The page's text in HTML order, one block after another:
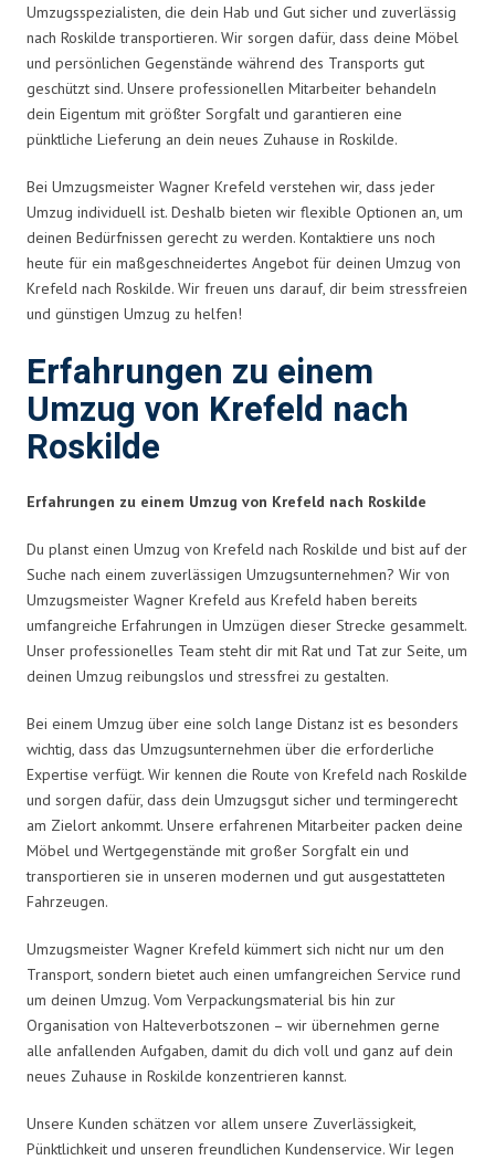
Umzugsspezialisten, die dein Hab und Gut sicher und zuverlässig
nach Roskilde transportieren. Wir sorgen dafür, dass deine Möbel
und persönlichen Gegenstände während des Transports gut
geschützt sind. Unsere professionellen Mitarbeiter behandeln
dein Eigentum mit größter Sorgfalt und garantieren eine
pünktliche Lieferung an dein neues Zuhause in Roskilde.
Bei Umzugsmeister Wagner Krefeld verstehen wir, dass jeder
Umzug individuell ist. Deshalb bieten wir flexible Optionen an, um
deinen Bedürfnissen gerecht zu werden. Kontaktiere uns noch
heute für ein maßgeschneidertes Angebot für deinen Umzug von
Krefeld nach Roskilde. Wir freuen uns darauf, dir beim stressfreien
und günstigen Umzug zu helfen!
Erfahrungen zu einem
Umzug von Krefeld nach
Roskilde
Erfahrungen zu einem Umzug von Krefeld nach Roskilde
Du planst einen Umzug von Krefeld nach Roskilde und bist auf der
Suche nach einem zuverlässigen Umzugsunternehmen? Wir von
Umzugsmeister Wagner Krefeld aus Krefeld haben bereits
umfangreiche Erfahrungen in Umzügen dieser Strecke gesammelt.
Unser professionelles Team steht dir mit Rat und Tat zur Seite, um
deinen Umzug reibungslos und stressfrei zu gestalten.
Bei einem Umzug über eine solch lange Distanz ist es besonders
wichtig, dass das Umzugsunternehmen über die erforderliche
Expertise verfügt. Wir kennen die Route von Krefeld nach Roskilde
und sorgen dafür, dass dein Umzugsgut sicher und termingerecht
am Zielort ankommt. Unsere erfahrenen Mitarbeiter packen deine
Möbel und Wertgegenstände mit großer Sorgfalt ein und
transportieren sie in unseren modernen und gut ausgestatteten
Fahrzeugen.
Umzugsmeister Wagner Krefeld kümmert sich nicht nur um den
Transport, sondern bietet auch einen umfangreichen Service rund
um deinen Umzug. Vom Verpackungsmaterial bis hin zur
Organisation von Halteverbotszonen – wir übernehmen gerne
alle anfallenden Aufgaben, damit du dich voll und ganz auf dein
neues Zuhause in Roskilde konzentrieren kannst.
Unsere Kunden schätzen vor allem unsere Zuverlässigkeit,
Pünktlichkeit und unseren freundlichen Kundenservice. Wir legen